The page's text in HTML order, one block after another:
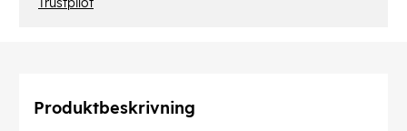
Produktbeskrivning